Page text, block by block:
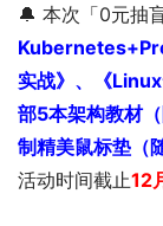
🔔 本次「0元抽
实战》、《Linux
部5本架构教材
制精美鼠标垫（
活动时间截止12